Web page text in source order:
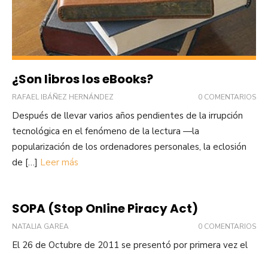
¿Son libros los eBooks?
RAFAEL IBÁÑEZ HERNÁNDEZ 0 COMENTARIOS
Después de llevar varios años pendientes de la irrupción
tecnológica en el fenómeno de la lectura —la
popularización de los ordenadores personales, la eclosión
de […] Leer más
SOPA (Stop Online Piracy Act)
NATALIA GAREA 0 COMENTARIOS
El 26 de Octubre de 2011 se presentó por primera vez el